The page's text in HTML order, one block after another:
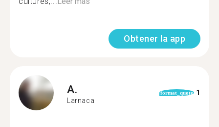
Obtener la app
A.
Larnaca
format_quote 1